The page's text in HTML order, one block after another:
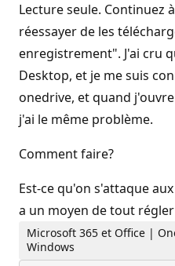
Lecture seule. Continuez
réessayer de les
enregistrement". J'ai cru
Desktop, et je me suis
onedrive, et quand
j'ai le même problème.
Comment faire?
Est-ce qu'on s'attaque
a un moyen de tout
Microsoft 365 et Office |
Windows